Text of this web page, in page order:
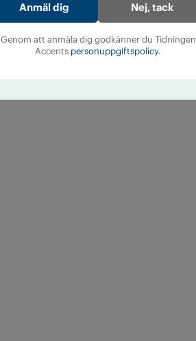
Nej, tack
Genom att anmäla dig godkänner du Tidningen
Accents personuppgiftspolicy.